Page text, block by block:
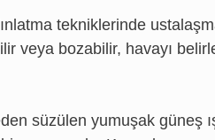
tekniklerinde
veya bozabilir, havayı
süzülen yumuşak güneş